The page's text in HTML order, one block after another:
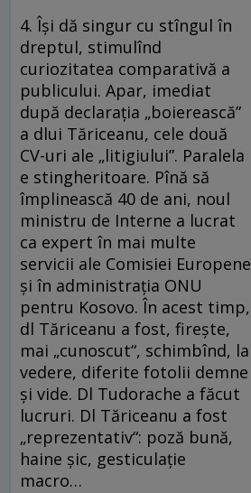
4. Îşi dă singur cu stîngul în
dreptul, stimulînd
curiozitatea comparativă a
publicului. Apar, imediat
după declaraţia „boierească”
a dlui Tăriceanu, cele două
CV-uri ale „litigiului”. Paralela
e stingheritoare. Pînă să
împlinească 40 de ani, noul
ministru de Interne a lucrat
ca expert în mai multe
servicii ale Comisiei Europene
şi în administraţia ONU
pentru Kosovo. În acest timp,
dl Tăriceanu a fost, fireşte,
mai „cunoscut“, schimbînd, la
vedere, diferite fotolii demne
şi vide. Dl Tudorache a făcut
lucruri. Dl Tăriceanu a fost
„reprezentativ“: poză bună,
haine şic, gesticulaţie
macro…